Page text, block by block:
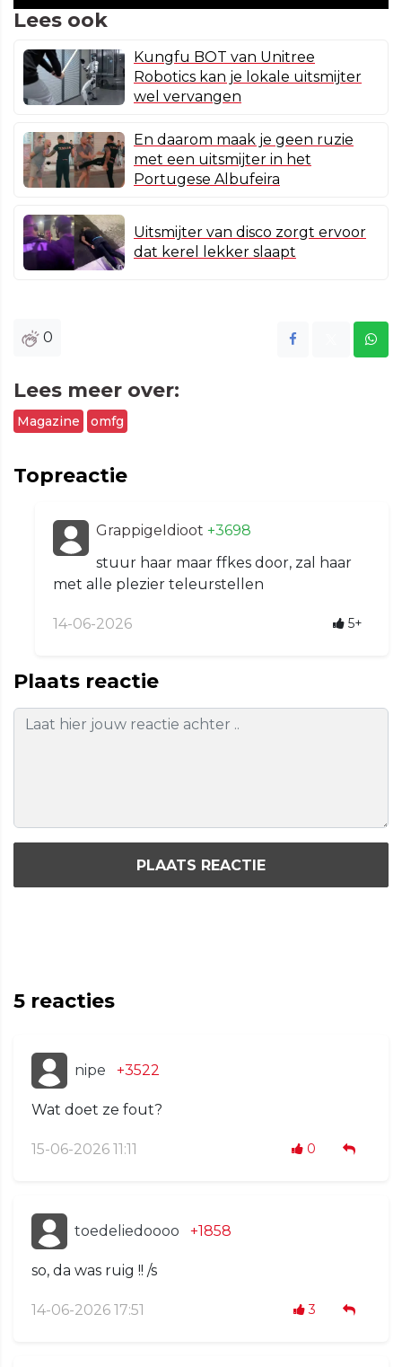
Lees ook
Kungfu BOT van Unitree
Robotics kan je lokale uitsmijter
wel vervangen
En daarom maak je geen ruzie
met een uitsmijter in het
Portugese Albufeira
Uitsmijter van disco zorgt ervoor
dat kerel lekker slaapt
0
Lees meer over:
Magazine omfg
Topreactie
GrappigeIdioot +3698
stuur haar maar ffkes door, zal haar
met alle plezier teleurstellen
14-06-2026 5+
Plaats reactie
PLAATS REACTIE
5 reacties
nipe +3522
Wat doet ze fout?
15-06-2026 11:11 0
toedeliedoooo +1858
so, da was ruig !! /s
14-06-2026 17:51 3